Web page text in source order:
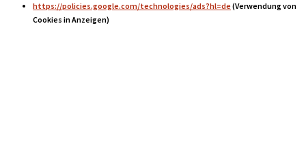
https://policies.google.com/technologies/ads?hl=de (Verwendung von
Cookies in Anzeigen)